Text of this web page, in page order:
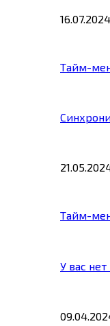
16.07.2024
Тайм-
Тайм-
У вас